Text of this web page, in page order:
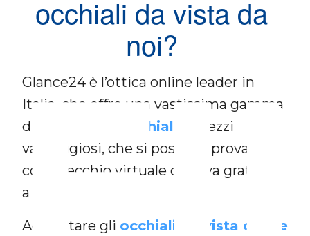
occhiali da vista da
noi?
Glance24 è l’ottica online leader in
Italia, che offre una vastissima gamma
di
montature occhiali
a prezzi
vantaggiosi, che si possono provare
con specchio virtuale o prova gratuita
a casa.
Acquistare gli occhiali da vista online